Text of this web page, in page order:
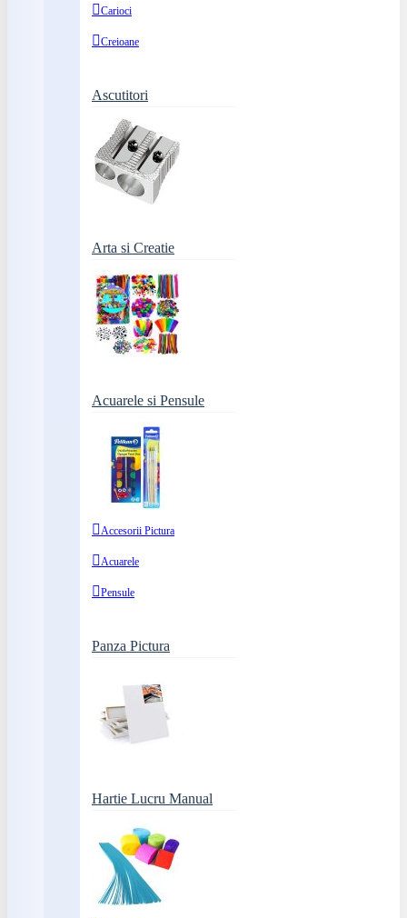
Carioci
Creioane
Ascutitori
Arta si Creatie
Acuarele si Pensule
Accesorii Pictura
Acuarele
Pensule
Panza Pictura
Hartie Lucru Manual